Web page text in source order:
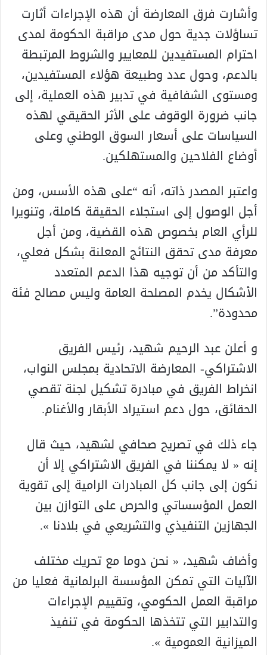
وأشارت فرق المعارضة أن هذه الإجراءات أثارت
تساؤلات جدية حول مدى مراقبة الحكومة لمدى
احترام المستفيدين للمعايير والشروط المرتبطة
بالدعم، وحول عدد وطبيعة هؤلاء المستفيدين،
ومستوى الشفافية في تدبير هذه العملية، إلى
جانب ضرورة الوقوف على الأثر الحقيقي لهذه
السياسات على أسعار السوق الوطني وعلى
أوضاع الفلاحين والمستهلكين.
واعتبر المصدر ذاته، أنه “على هذه الأسس، ومن
أجل الوصول إلى استجلاء الحقيقة كاملة، وتنويرا
للرأي العام بخصوص هذه القضية، ومن أجل
معرفة مدى تحقق النتائج المعلنة بشكل فعلي،
والتأكد من أن توجيه هذا الدعم المتعدد
الأشكال يخدم المصلحة العامة وليس مصالح فئة
محدودة”.
و أعلن عبد الرحيم شهيد، رئيس الفريق
الاشتراكي- المعارضة الاتحادية بمجلس النواب،
انخراط الفريق في مبادرة تشكيل لجنة تقصي
الحقائق، حول دعم استيراد الأبقار والأغنام.
جاء ذلك في تصريح صحافي لشهيد، حيث قال
إنه « لا يمكننا في الفريق الاشتراكي إلا أن
نكون إلى جانب كل المبادرات الرامية إلى تقوية
العمل المؤسساتي والحرص على التوازن بين
الجهازين التنفيذي والتشريعي في بلادنا ».
وأضاف شهيد، « نحن دوما مع تحريك مختلف
الآليات التي تمكن المؤسسة البرلمانية فعليا من
مراقبة العمل الحكومي، وتقييم الإجراءات
والتدابير التي تتخذها الحكومة في تنفيذ
الميزانية العمومية ».